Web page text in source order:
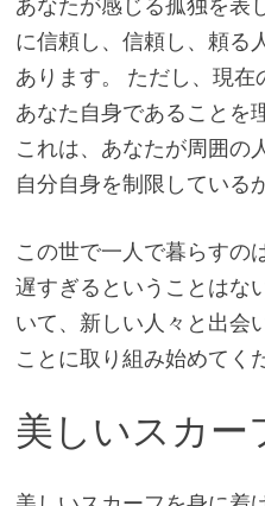
あなたが感じる孤独を表
に信頼し、信頼し、頼る
あります。 ただし、現
あなた自身であることを
これは、あなたが周囲の
自分自身を制限している
この世で一人で暮らすの
遅すぎるということはな
いて、新しい人々と出会
ことに取り組み始めてく
美しいスカー